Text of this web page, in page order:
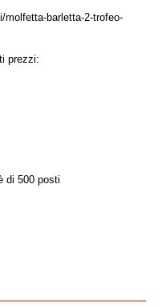
barletta-2-trofeo-
prezzi:
di 500 posti